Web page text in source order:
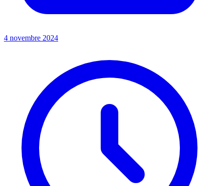
4 novembre 2024